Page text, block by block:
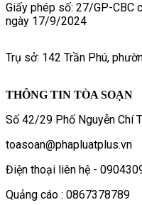
Giấy phép số: 27/GP-CBC
ngày 17/9/2024
Trụ sở: 142 Trần Phú,
THÔNG TIN TÒA SOẠN
Số 42/29 Phố Nguyễn Chí
toasoan@phapluatplus.vn
Điện thoại liên hệ -
Quảng cáo : 0867378789